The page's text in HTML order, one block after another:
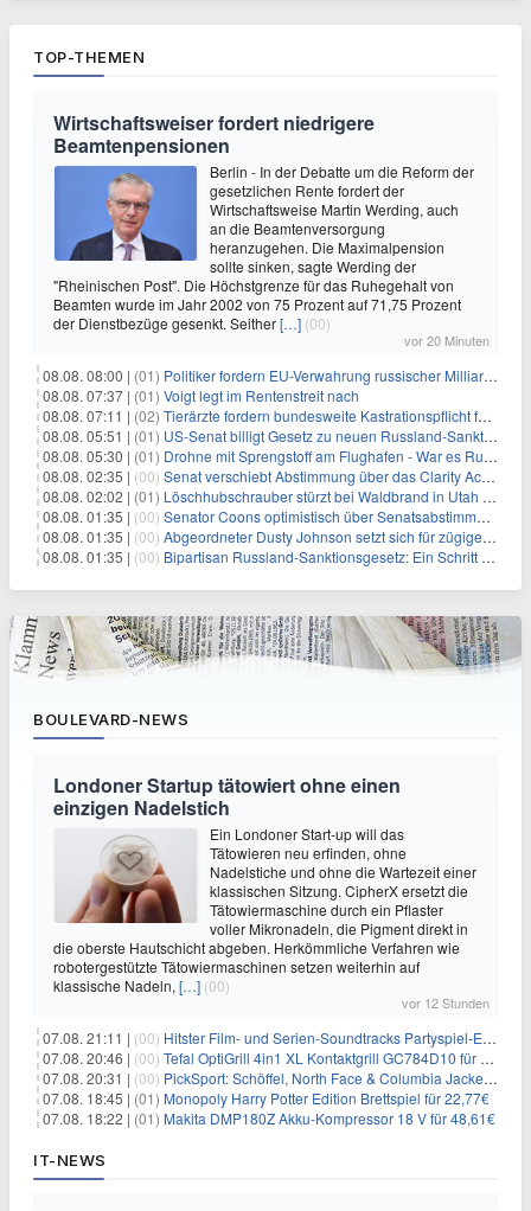
TOP-THEMEN
Wirtschaftsweiser fordert niedrigere
Beamtenpensionen
Berlin - In der Debatte um die Reform der
gesetzlichen Rente fordert der
Wirtschaftsweise Martin Werding, auch
an die Beamtenversorgung
heranzugehen. Die Maximalpension
sollte sinken, sagte Werding der
"Rheinischen Post". Die Höchstgrenze für das Ruhegehalt von
Beamten wurde im Jahr 2002 von 75 Prozent auf 71,75 Prozent
der Dienstbezüge gesenkt. Seither[…] (00)
vor 20 Minuten
08.08. 08:00 | (01) Politiker fordern EU-Verwahrung russischer Milliarden
08.08. 07:37 | (01) Voigt legt im Rentenstreit nach
08.08. 07:11 | (02) Tierärzte fordern bundesweite Kastrationspflicht für Katzen
08.08. 05:51 | (01) US-Senat billigt Gesetz zu neuen Russland-Sanktionen
08.08. 05:30 | (01) Drohne mit Sprengstoff am Flughafen - War es Russland?
08.08. 02:35 | (00) Senat verschiebt Abstimmung über das Clarity Act: Auswirkungen auf Unternehmen und das Vertrauen der Investoren
08.08. 02:02 | (01) Löschhubschrauber stürzt bei Waldbrand in Utah ab
08.08. 01:35 | (00) Senator Coons optimistisch über Senatsabstimmungen angesichts von Finanzierungsbedenken
08.08. 01:35 | (00) Abgeordneter Dusty Johnson setzt sich für zügige Regierungsfinanzierung angesichts von Shutdown-Risiken ein
08.08. 01:35 | (00) Bipartisan Russland-Sanktionsgesetz: Ein Schritt in Richtung Energieunabhängigkeit
BOULEVARD-NEWS
Londoner Startup tätowiert ohne einen
einzigen Nadelstich
Ein Londoner Start-up will das
Tätowieren neu erfinden, ohne
Nadelstiche und ohne die Wartezeit einer
klassischen Sitzung. CipherX ersetzt die
Tätowiermaschine durch ein Pflaster
voller Mikronadeln, die Pigment direkt in
die oberste Hautschicht abgeben. Herkömmliche Verfahren wie
robotergestützte Tätowiermaschinen setzen weiterhin auf
klassische Nadeln, […] (00)
vor 12 Stunden
07.08. 21:11 | (00) Hitster Film- und Serien-Soundtracks Partyspiel-Erweiterung für 6,99€
07.08. 20:46 | (00) Tefal OptiGrill 4in1 XL Kontaktgrill GC784D10 für 239,99€
07.08. 20:31 | (00) PickSport: Schöffel, North Face & Columbia Jacken ab 39,60€
07.08. 18:45 | (01) Monopoly Harry Potter Edition Brettspiel für 22,77€
07.08. 18:22 | (01) Makita DMP180Z Akku-Kompressor 18 V für 48,61€
IT-NEWS